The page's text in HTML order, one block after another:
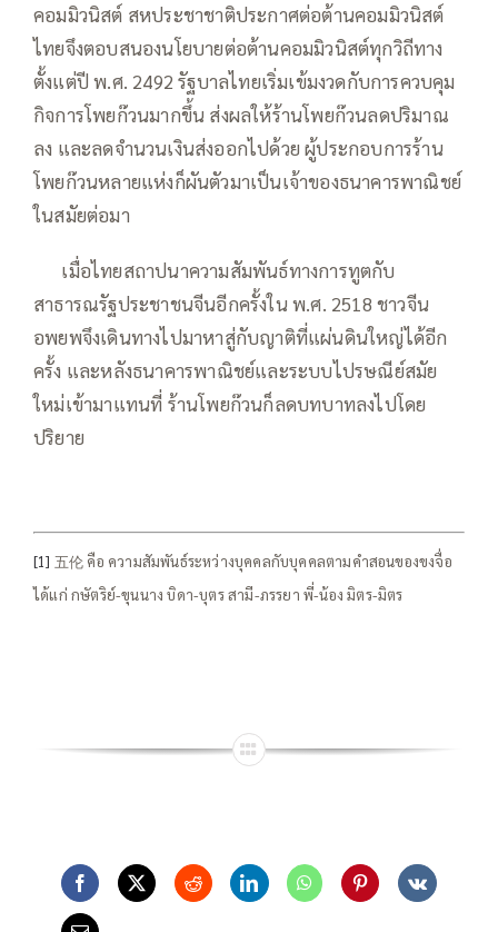
คอมมิวนิสต์ สหประชาชาติประกาศต่อต้านคอมมิวนิสต์
ไทยจึงตอบสนองนโยบายต่อต้านคอมมิวนิสต์ทุกวิถีทาง
ตั้งแต่ปี พ.ศ. 2492 รัฐบาลไทยเริ่มเข้มงวดกับการควบคุม
กิจการโพยก๊วนมากขึ้น ส่งผลให้ร้านโพยก๊วนลดปริมาณ
ลง และลดจำนวนเงินส่งออกไปด้วย ผู้ประกอบการร้าน
โพยก๊วนหลายแห่งก็ผันตัวมาเป็นเจ้าของธนาคารพาณิชย์
ในสมัยต่อมา
เมื่อไทยสถาปนาความสัมพันธ์ทางการทูตกับ
สาธารณรัฐประชาชนจีนอีกครั้งใน พ.ศ. 2518 ชาวจีน
อพยพจึงเดินทางไปมาหาสู่กับญาติที่แผ่นดินใหญ่ได้อีก
ครั้ง และหลังธนาคารพาณิชย์และระบบไปรษณีย์สมัย
ใหม่เข้ามาแทนที่ ร้านโพยก๊วนก็ลดบทบาทลงไปโดย
ปริยาย
[1] 五伦 คือ ความสัมพันธ์ระหว่างบุคคลกับบุคคลตามคำสอนของขงจื่อ
ได้แก่ กษัตริย์-ขุนนาง บิดา-บุตร สามี-ภรรยา พี่-น้อง มิตร-มิตร